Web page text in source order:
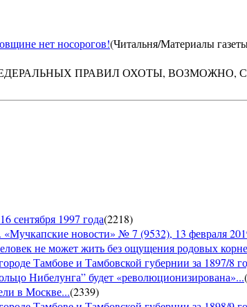
нет носорогов!(Читальня/Материалы
ПРАВИЛ ОХОТЫ, ВОЗМОЖНО,
сентября 1997 года(2218)
новости» № 7 (9532), 13 февраля
не может жить без ощущения родовых
Тамбове и Тамбовской губернии за 1897/8
Нибелунга” будет «революционизирована»...(
в Москве...(2339)